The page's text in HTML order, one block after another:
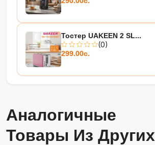
Тостер UAKEEΝ 2 SL...
(0)
299.00с.
Аналогичные
Товары Из Других